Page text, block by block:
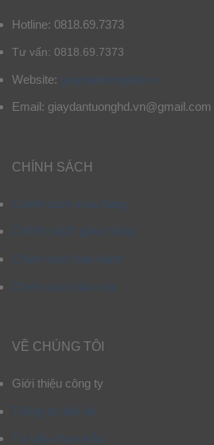
Hotline: 0818.69.7373
Tư vấn: 0818.69.7373
Website: giaydantuonghd.vn
Email: giaydantuonghd.vn@gmail.com
CHÍNH SÁCH
Chính sách mua hàng
Chính sách giao hàng
Chính sách bảo hành
Chính sách bảo mật
VỀ CHÚNG TÔI
Giới thiệu công ty
Thông tin liên hệ
Tư vấn chọn mẫu